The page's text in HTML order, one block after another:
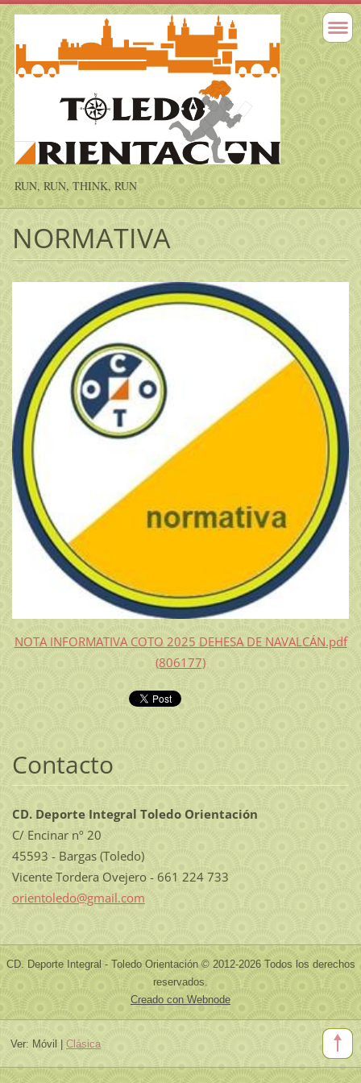
RUN, RUN, THINK, RUN
NORMATIVA
NOTA INFORMATIVA COTO 2025 DEHESA DE NAVALCÁN.pdf
(806177)
Contacto
CD. Deporte Integral Toledo Orientación
C/ Encinar nº 20
45593 - Bargas (Toledo)
Vicente Tordera Ovejero - 661 224 733
orientoledo@gmail.com
CD. Deporte Integral - Toledo Orientación © 2012-2026 Todos los derechos
reservados.
Creado con Webnode
Ver: Móvil Clásica